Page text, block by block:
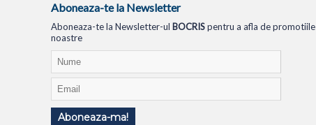
Aboneaza-te la Newsletter
Aboneaza-te la Newsletter-ul BOCRISpentru a afla de promotiile
noastre
Aboneaza-ma!